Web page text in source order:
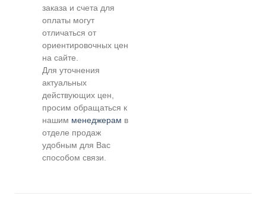
заказа и счета для
оплаты могут
отличаться от
ориентировочных цен
на сайте.
Для уточнения
актуальных
действующих цен,
просим обращаться к
нашим менеджерам в
отделе продаж
удобным для Вас
способом связи.